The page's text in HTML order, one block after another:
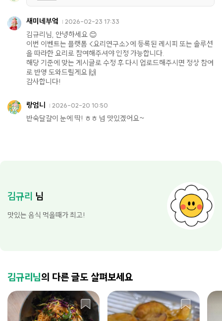
새미네부엌 2026-02-23 17:33
김규리님, 안녕하세요 😊
이번 이벤트는 플랫폼 <요리연구소>에 등록된 레시피 또는 솔루션
을 따라한 요리로 참여해주셔야 인정 가능합니다.
해당 기준에 맞는 게시글로 수정 후 다시 업로드해주시면 정상 참여
로 반영 도와드릴게요 🙌
감사합니다!
랑엄니 2026-02-20 10:50
반숙달걀이 눈에 딱! ㅎㅎ 넘 맛있겠어요~
김규리 님
맛있는 음식 먹을때가 최고!
김규리님의 다른 글도 살펴보세요